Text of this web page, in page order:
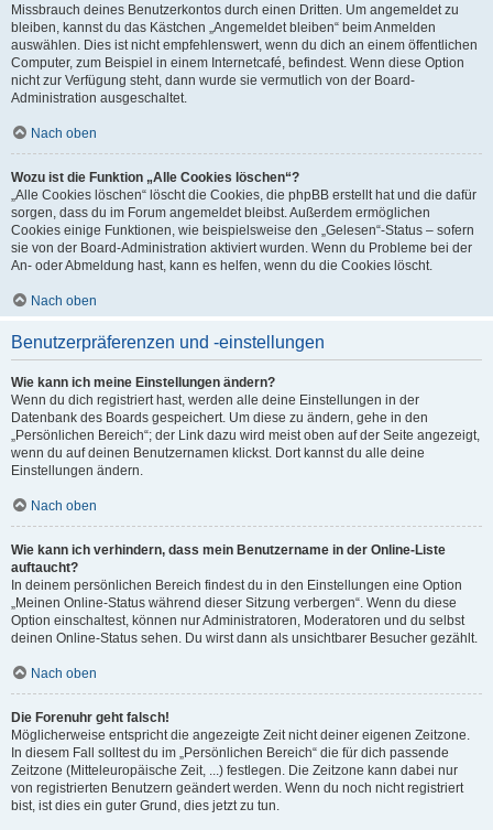
Missbrauch deines Benutzerkontos durch einen Dritten. Um angemeldet zu
bleiben, kannst du das Kästchen „Angemeldet bleiben“ beim Anmelden
auswählen. Dies ist nicht empfehlenswert, wenn du dich an einem öffentlichen
Computer, zum Beispiel in einem Internetcafé, befindest. Wenn diese Option
nicht zur Verfügung steht, dann wurde sie vermutlich von der Board-
Administration ausgeschaltet.
Nach oben
Wozu ist die Funktion „Alle Cookies löschen“?
„Alle Cookies löschen“ löscht die Cookies, die phpBB erstellt hat und die dafür
sorgen, dass du im Forum angemeldet bleibst. Außerdem ermöglichen
Cookies einige Funktionen, wie beispielsweise den „Gelesen“-Status – sofern
sie von der Board-Administration aktiviert wurden. Wenn du Probleme bei der
An- oder Abmeldung hast, kann es helfen, wenn du die Cookies löscht.
Nach oben
Benutzerpräferenzen und -einstellungen
Wie kann ich meine Einstellungen ändern?
Wenn du dich registriert hast, werden alle deine Einstellungen in der
Datenbank des Boards gespeichert. Um diese zu ändern, gehe in den
„Persönlichen Bereich“; der Link dazu wird meist oben auf der Seite angezeigt,
wenn du auf deinen Benutzernamen klickst. Dort kannst du alle deine
Einstellungen ändern.
Nach oben
Wie kann ich verhindern, dass mein Benutzername in der Online-Liste
auftaucht?
In deinem persönlichen Bereich findest du in den Einstellungen eine Option
„Meinen Online-Status während dieser Sitzung verbergen“. Wenn du diese
Option einschaltest, können nur Administratoren, Moderatoren und du selbst
deinen Online-Status sehen. Du wirst dann als unsichtbarer Besucher gezählt.
Nach oben
Die Forenuhr geht falsch!
Möglicherweise entspricht die angezeigte Zeit nicht deiner eigenen Zeitzone.
In diesem Fall solltest du im „Persönlichen Bereich“ die für dich passende
Zeitzone (Mitteleuropäische Zeit, ...) festlegen. Die Zeitzone kann dabei nur
von registrierten Benutzern geändert werden. Wenn du noch nicht registriert
bist, ist dies ein guter Grund, dies jetzt zu tun.